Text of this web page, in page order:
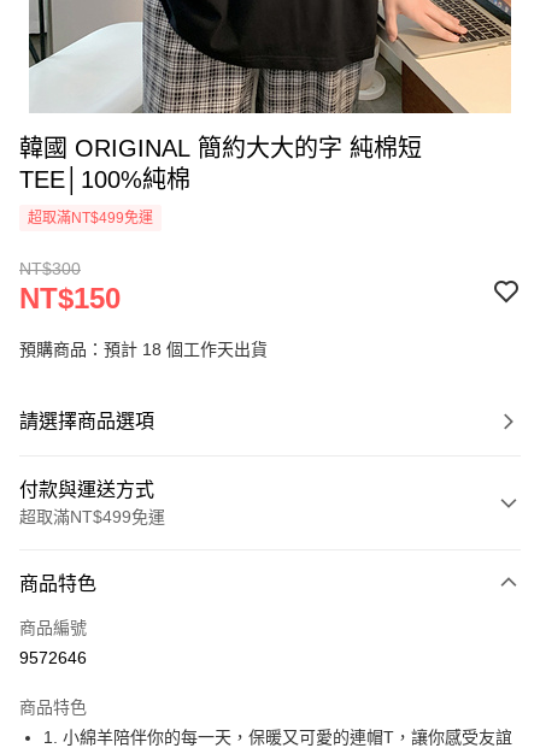
韓國 ORIGINAL 簡約大大的字 純棉短
TEE│100%純棉
超取滿NT$499免運
NT$300
NT$150
預購商品：預計 18 個工作天出貨
請選擇商品選項
付款與運送方式
超取滿NT$499免運
信用卡一次付款
超商取貨付款
Apple Pay
商品特色
商品編號
9572646
商品特色
1. 小綿羊陪伴你的每一天，保暖又可愛的連帽T，讓你感受友誼